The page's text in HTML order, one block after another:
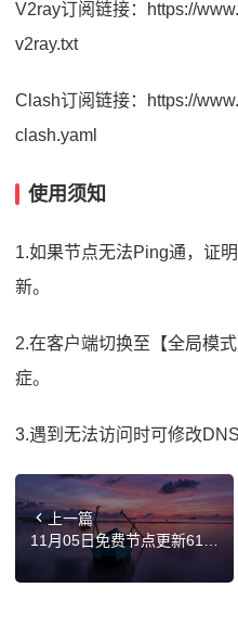
V2ray订阅链接：https://
v2ray.txt
Clash订阅链接：https://
clash.yaml
使用须知
1.如果节点无法Ping通，证
新。
2.在客户端切换至【全局模
症。
3.遇到无法访问时可修改
上一篇
11月05日免费节点更新61
条，最新高速SSR/Clash/Sh
adowrocket/V2ray订阅链接